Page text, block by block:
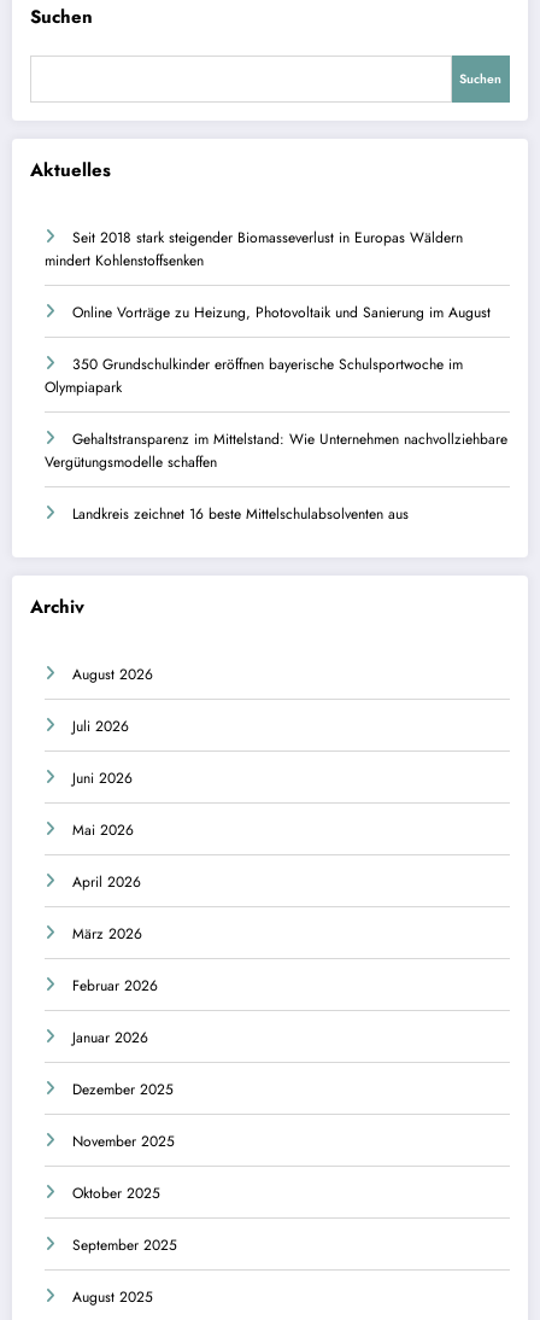
Suchen
Suchen
Aktuelles
Seit 2018 stark steigender Biomasseverlust in Europas Wäldern
mindert Kohlenstoffsenken
Online Vorträge zu Heizung, Photovoltaik und Sanierung im August
350 Grundschulkinder eröffnen bayerische Schulsportwoche im
Olympiapark
Gehaltstransparenz im Mittelstand: Wie Unternehmen nachvollziehbare
Vergütungsmodelle schaffen
Landkreis zeichnet 16 beste Mittelschulabsolventen aus
Archiv
August 2026
Juli 2026
Juni 2026
Mai 2026
April 2026
März 2026
Februar 2026
Januar 2026
Dezember 2025
November 2025
Oktober 2025
September 2025
August 2025